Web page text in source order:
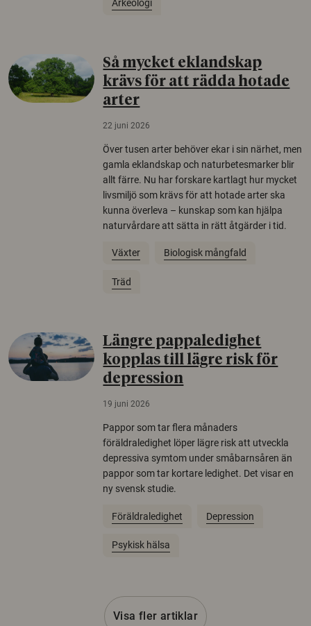
Arkeologi
Så mycket eklandskap
krävs för att rädda hotade
arter
22 juni 2026
Över tusen arter behöver ekar i sin närhet, men
gamla eklandskap och naturbetesmarker blir
allt färre. Nu har forskare kartlagt hur mycket
livsmiljö som krävs för att hotade arter ska
kunna överleva – kunskap som kan hjälpa
naturvårdare att sätta in rätt åtgärder i tid.
Växter Biologisk mångfald
Träd
Längre pappaledighet
kopplas till lägre risk för
depression
19 juni 2026
Pappor som tar flera månaders
föräldraledighet löper lägre risk att utveckla
depressiva symtom under småbarnsåren än
pappor som tar kortare ledighet. Det visar en
ny svensk studie.
Föräldraledighet Depression
Psykisk hälsa
Visa fler artiklar